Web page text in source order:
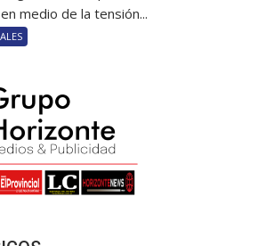
medio de la tensión...